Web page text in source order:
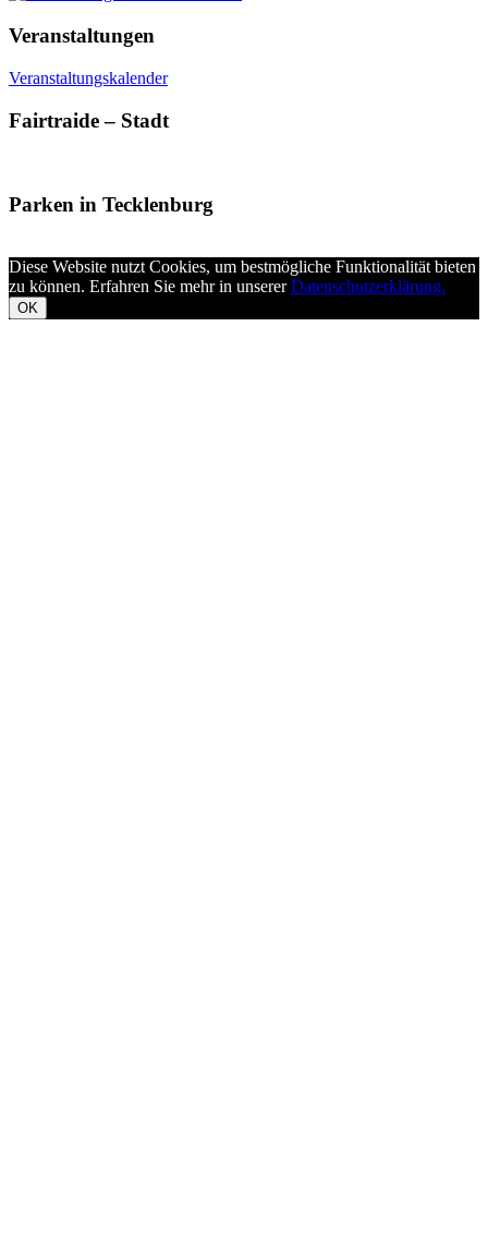
Veranstaltungen
Veranstaltungskalender
Fairtraide – Stadt
Parken in Tecklenburg
Diese Website nutzt Cookies, um bestmögliche Funktionalität bieten
zu können. Erfahren Sie mehr in unsererDatenschutzerklärung.
OK